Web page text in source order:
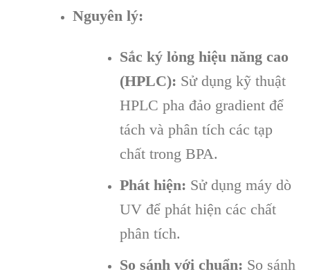
Nguyên lý:
Sắc ký lỏng hiệu năng cao
(HPLC): Sử dụng kỹ thuật
HPLC pha đảo gradient để
tách và phân tích các tạp
chất trong BPA.
Phát hiện: Sử dụng máy dò
UV để phát hiện các chất
phân tích.
So sánh với chuẩn: So sánh